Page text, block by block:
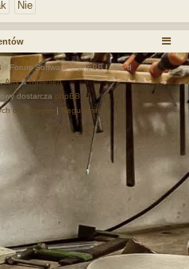
® Forum Software © phpBB Limited
Arty&halilesen
dostarcza
phpBB.pl
osobowych
| Regulamin